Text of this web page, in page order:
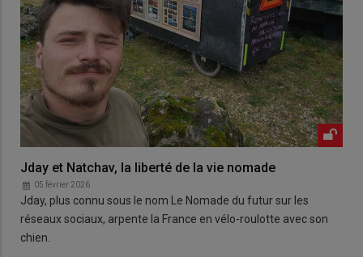
Jday et Natchav, la liberté de la vie nomade
05 février 2026
Jday, plus connu sous le nom Le Nomade du futur sur les
réseaux sociaux, arpente la France en vélo-roulotte avec son
chien.